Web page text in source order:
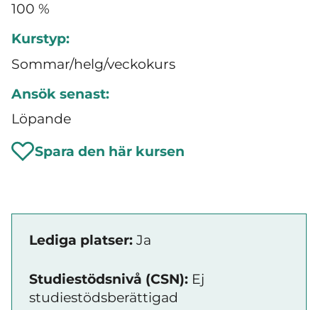
100 %
Kurstyp:
Sommar/helg/veckokurs
Ansök senast:
Löpande
Spara den här kursen
Lediga platser: Ja
Studiestödsnivå (CSN): Ej
studiestödsberättigad